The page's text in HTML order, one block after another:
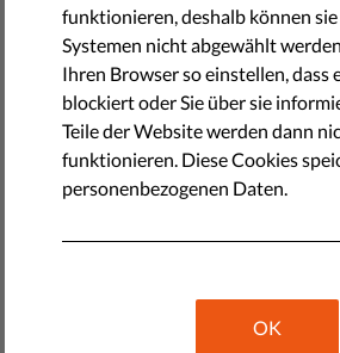
Rechtsstaatlichkeit in der
funktionieren, deshalb können
Systemen nicht abgewählt
Ihren Browser so einstellen, dass
blockiert oder Sie über sie
Teile der Website werden dann
funktionieren. Diese Cookies
personenbezogenen Daten.
OK